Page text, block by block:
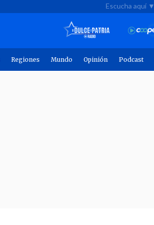
Escucha aquí ▼
Regiones Mundo Opinión Podcast